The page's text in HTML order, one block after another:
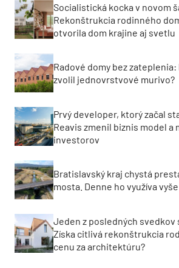
Socialistická kocka v novom
Rekonštrukcia rodinného
otvorila dom krajine aj svetlu
Radové domy bez
zvolil jednovrstvové murivo?
Prvý developer, ktorý začal
Reavis zmenil biznis model a
investorov
Bratislavský kraj chystá
mosta. Denne ho využíva
Jeden z posledných svedkov
Získa citlivá rekonštrukcia
cenu za architektúru?